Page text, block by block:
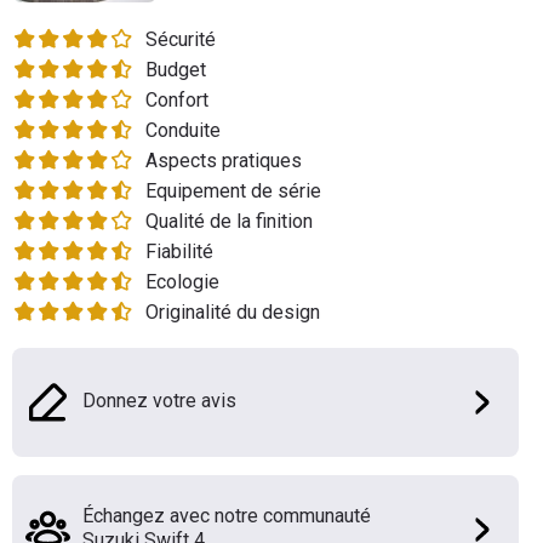
Flottes
Auto
Services
Forum
Moto
Marques
Sécurité
Budget
Confort
Conduite
Aspects pratiques
Equipement de série
Qualité de la finition
Fiabilité
Ecologie
Originalité du design
Donnez votre avis
Échangez avec notre communauté